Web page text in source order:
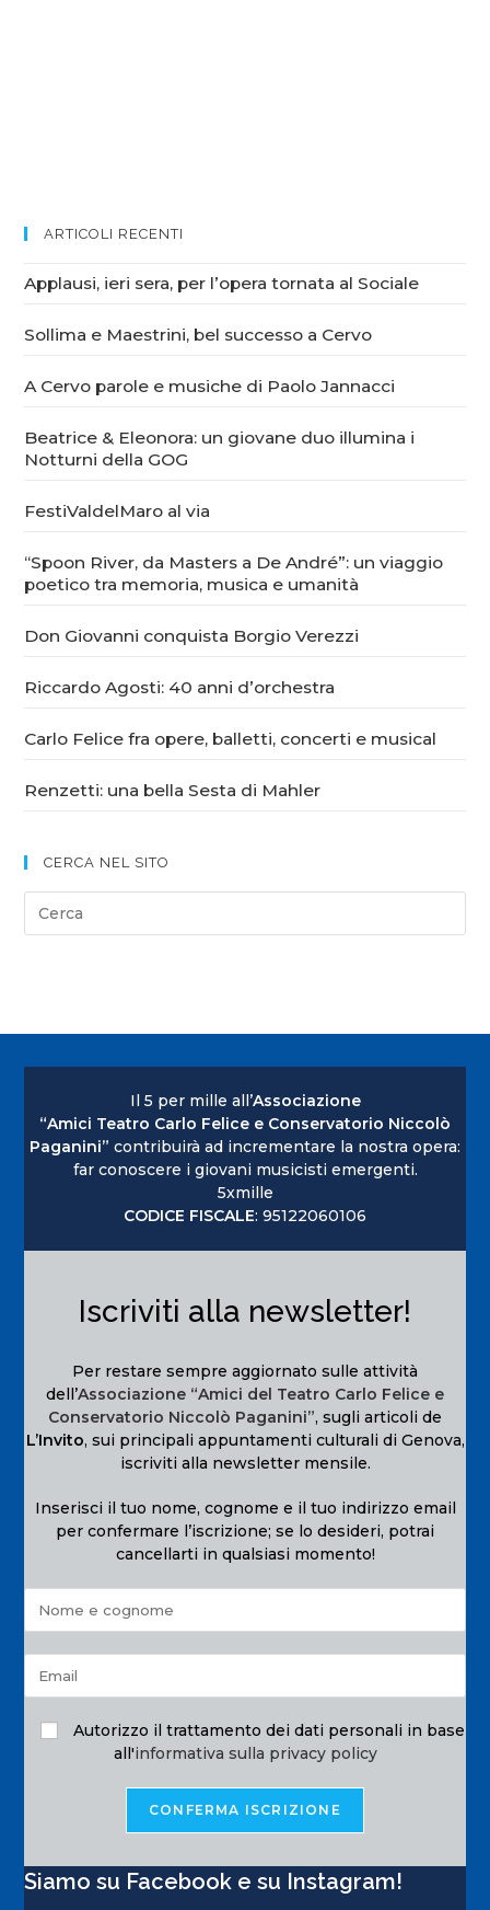
ARTICOLI RECENTI
Applausi, ieri sera, per l’opera tornata al Sociale
Sollima e Maestrini, bel successo a Cervo
A Cervo parole e musiche di Paolo Jannacci
Beatrice & Eleonora: un giovane duo illumina i
Notturni della GOG
FestiValdelMaro al via
“Spoon River, da Masters a De André”: un viaggio
poetico tra memoria, musica e umanità
Don Giovanni conquista Borgio Verezzi
Riccardo Agosti: 40 anni d’orchestra
Carlo Felice fra opere, balletti, concerti e musical
Renzetti: una bella Sesta di Mahler
CERCA NEL SITO
Il 5 per mille all’Associazione
“Amici Teatro Carlo Felice e Conservatorio Niccolò
Paganini” contribuirà ad incrementare la nostra opera:
far conoscere i giovani musicisti emergenti.
5xmille
CODICE FISCALE: 95122060106
Iscriviti alla newsletter!
Per restare sempre aggiornato sulle attività
dell’Associazione “Amici del Teatro Carlo Felice e
Conservatorio Niccolò Paganini”, sugli articoli de
L’Invito, sui principali appuntamenti culturali di Genova,
iscriviti alla newsletter mensile.
Inserisci il tuo nome, cognome e il tuo indirizzo email
per confermare l’iscrizione; se lo desideri, potrai
cancellarti in qualsiasi momento!
Autorizzo il trattamento dei dati personali in base
all'informativa sulla privacy policy
Siamo su Facebook e su Instagram!